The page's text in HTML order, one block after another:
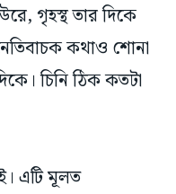
গৃহস্থ তার দিকে
কথাও শোনা
চিনি ঠিক কতটা
এটি মূলত